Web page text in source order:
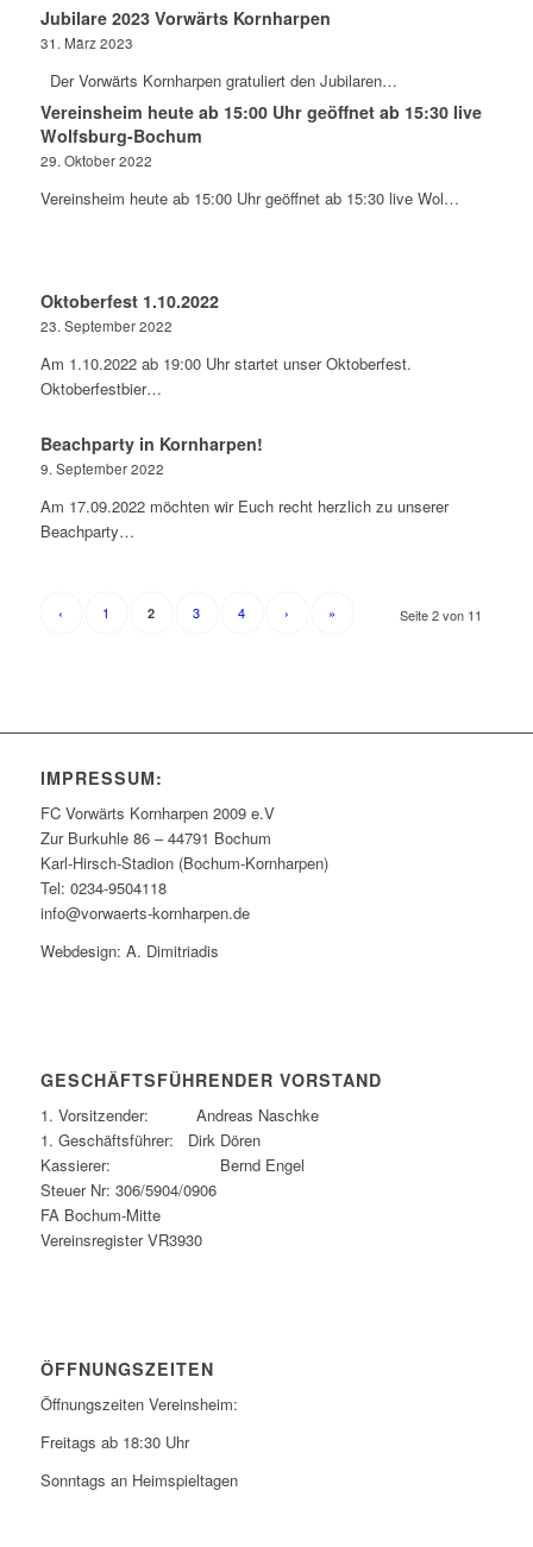
Jubilare 2023 Vorwärts Kornharpen
31. März 2023
Der Vorwärts Kornharpen gratuliert den Jubilaren…
Vereinsheim heute ab 15:00 Uhr geöffnet ab 15:30 live
Wolfsburg-Bochum
29. Oktober 2022
Vereinsheim heute ab 15:00 Uhr geöffnet ab 15:30 live Wol…
Oktoberfest 1.10.2022
23. September 2022
Am 1.10.2022 ab 19:00 Uhr startet unser Oktoberfest.
Oktoberfestbier…
Beachparty in Kornharpen!
9. September 2022
Am 17.09.2022 möchten wir Euch recht herzlich zu unserer
Beachparty…
Seite 2 von 11
‹ 1 2 3 4 › »
IMPRESSUM:
FC Vorwärts Kornharpen 2009 e.V
Zur Burkuhle 86 – 44791 Bochum
Karl-Hirsch-Stadion (Bochum-Kornharpen)
Tel: 0234-9504118
info@vorwaerts-kornharpen.de
Webdesign: A. Dimitriadis
GESCHÄFTSFÜHRENDER VORSTAND
1. Vorsitzender: Andreas Naschke
1. Geschäftsführer: Dirk Dören
Kassierer: Bernd Engel
Steuer Nr: 306/5904/0906
FA Bochum-Mitte
Vereinsregister VR3930
ÖFFNUNGSZEITEN
Öffnungszeiten Vereinsheim:
Freitags ab 18:30 Uhr
Sonntags an Heimspieltagen